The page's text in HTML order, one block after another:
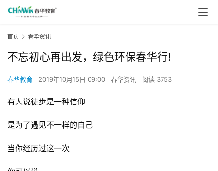
首页 春华资讯
不忘初心再出发，绿色环保春华行!
春华教育 2019年10月15日 09:00 春华资讯 阅读 3753
有人说徒步是一种信仰
是为了遇见不一样的自己
当你经历过这一次